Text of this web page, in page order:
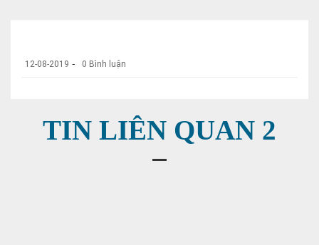
12-08-2019 - 0 Bình luận
TIN LIÊN QUAN 2